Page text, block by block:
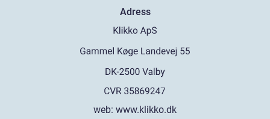
Adress
web: www.klikko.dk